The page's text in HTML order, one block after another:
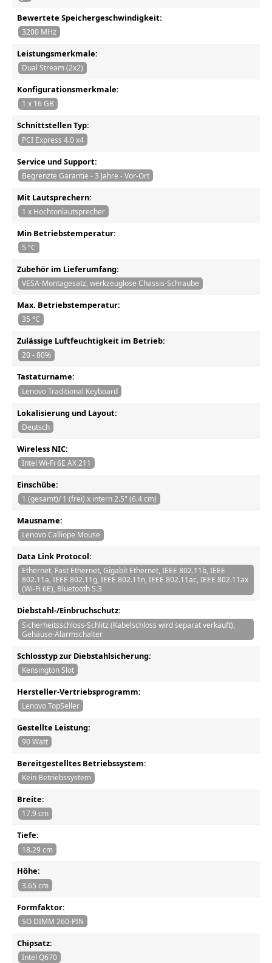
Bewertete Speichergeschwindigkeit:
3200 MHz
Leistungsmerkmale:
Dual Stream (2x2)
Konfigurationsmerkmale:
1 x 16 GB
Schnittstellen Typ:
PCI Express 4.0 x4
Service und Support:
Begrenzte Garantie - 3 Jahre - Vor-Ort
Mit Lautsprechern:
1 x Hochtonlautsprecher
Min Betriebstemperatur:
5 °C
Zubehör im Lieferumfang:
VESA-Montagesatz, werkzeuglose Chassis-Schraube
Max. Betriebstemperatur:
35 °C
Zulässige Luftfeuchtigkeit im Betrieb:
20 - 80%
Tastaturname:
Lenovo Traditional Keyboard
Lokalisierung und Layout:
Deutsch
Wireless NIC:
Intel Wi-Fi 6E AX 211
Einschübe:
1 (gesamt)/ 1 (frei) x intern 2.5" (6.4 cm)
Mausname:
Lenovo Calliope Mouse
Data Link Protocol:
Ethernet, Fast Ethernet, Gigabit Ethernet, IEEE 802.11b, IEEE
802.11a, IEEE 802.11g, IEEE 802.11n, IEEE 802.11ac, IEEE 802.11ax
(Wi-Fi 6E), Bluetooth 5.3
Diebstahl-/Einbruchschutz:
Sicherheitsschloss-Schlitz (Kabelschloss wird separat verkauft),
Gehäuse-Alarmschalter
Schlosstyp zur Diebstahlsicherung:
Kensington Slot
Hersteller-Vertriebsprogramm:
Lenovo TopSeller
Gestellte Leistung:
90 Watt
Bereitgestelltes Betriebssystem:
Kein Betriebssystem
Breite:
17.9 cm
Tiefe:
18.29 cm
Höhe:
3.65 cm
Formfaktor:
SO DIMM 260-PIN
Chipsatz:
Intel Q670